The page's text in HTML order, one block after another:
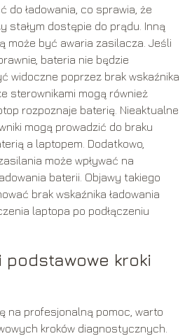
do ładowania, co sprawia, że
stałym dostępie do prądu. Inną
może być awaria zasilacza. Jeśli
bateria nie będzie
widoczne poprzez brak wskaźnika
sterownikami mogą również
rozpoznaje baterię. Nieaktualne
mogą prowadzić do braku
a laptopem. Dodatkowo,
może wpływać na
baterii. Objawy takiego
brak wskaźnika ładowania
laptopa po podłączeniu
podstawowe kroki
na profesjonalną pomoc, warto
kroków diagnostycznych.